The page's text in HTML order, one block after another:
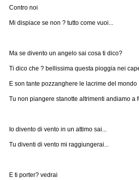
Contro noi
Mi dispiace se non ? tutto come vuoi...
Ma se divento un angelo sai cosa ti dico?
Ti dico che ? bellissima questa pioggia nei
E son tante pozzanghere le lacrime del mondo
Tu non piangere stanotte altrimenti andiamo a
Io divento di vento in un attimo sai...
Tu diventi di vento mi raggiungerai...
E ti porter? vedrai